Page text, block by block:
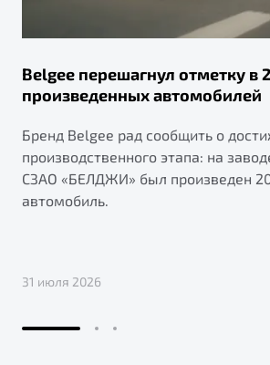
Belgee перешагнул отметку в
произведенных автомобилей
Бренд Belgee рад сообщить о
производственного этапа: на
СЗАО «БЕЛДЖИ» был произведен
автомобиль.
31 июля 2026